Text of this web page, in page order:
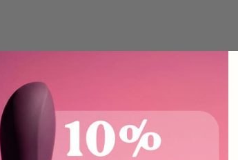
de forma automática añadiendo al
y la dirección de envio. Te
transporte dependiendo de la agencia